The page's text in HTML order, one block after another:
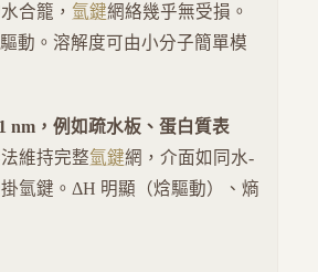
合籠， 氫鍵網絡幾乎無受損。
動。溶解度可由小分子簡單模
nm，例如疏水板、蛋白質表
法維持完整氫鍵網，介面如同水-
氫鍵。ΔH 明顯（焓驅動）、熵